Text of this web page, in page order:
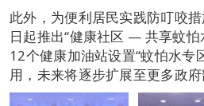
此外，为便利居民实践防叮咬措
日起推出“健康社区 — 共享蚊怕
12个健康加油站设置“蚊怕水专
用，未来将逐步扩展至更多政府